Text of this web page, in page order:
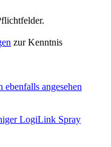
zur Kenntnis
ebenfalls angesehen
LogiLink Spray